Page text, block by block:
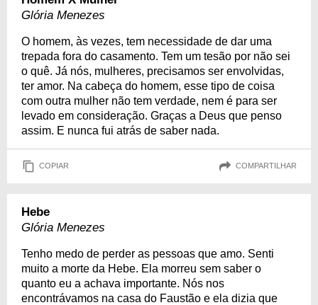
Glória Menezes
O homem, às vezes, tem necessidade de dar uma
trepada fora do casamento. Tem um tesão por não sei
o quê. Já nós, mulheres, precisamos ser envolvidas,
ter amor. Na cabeça do homem, esse tipo de coisa
com outra mulher não tem verdade, nem é para ser
levado em consideração. Graças a Deus que penso
assim. E nunca fui atrás de saber nada.
COPIAR COMPARTILHAR
Hebe
Glória Menezes
Tenho medo de perder as pessoas que amo. Senti
muito a morte da Hebe. Ela morreu sem saber o
quanto eu a achava importante. Nós nos
encontrávamos na casa do Faustão e ela dizia que